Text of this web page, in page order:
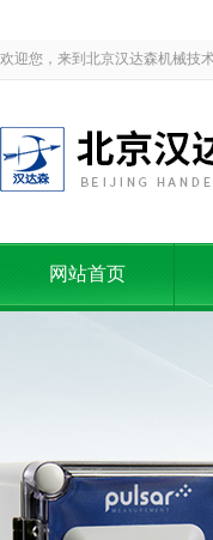
欢迎您，来到北京汉达森机械技
网站首页